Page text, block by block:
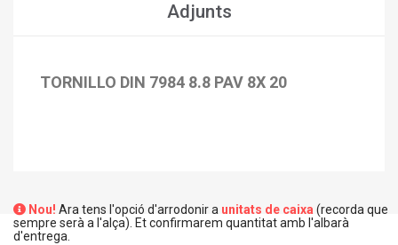
Adjunts
TORNILLO DIN 7984 8.8 PAV 8X 20
Nou! Ara tens l'opció d'arrodonir a unitats de caixa (recorda que
sempre serà a l'alça). Et confirmarem quantitat amb l'albarà
d'entrega.